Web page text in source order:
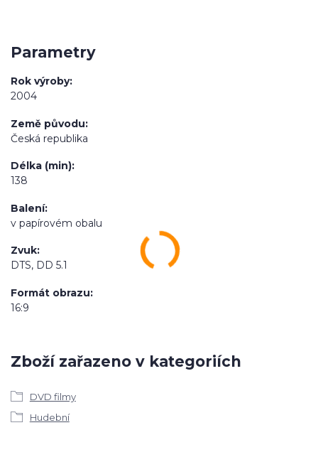
Parametry
Rok výroby
2004
Země původu
Česká republika
Délka (min)
138
Balení
v papírovém obalu
Zvuk
DTS, DD 5.1
Formát obrazu
16:9
Zboží zařazeno v kategoriích
DVD filmy
Hudební